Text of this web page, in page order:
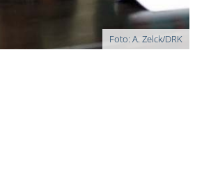
Foto: A. Zelck/DRK